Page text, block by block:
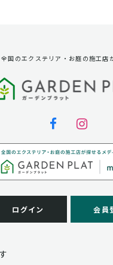
の提供
で定められている場合を除
報の取扱い業務の委託
運営上、お客様により良い
務の一部を外部に委託して
貴殿の個人情報の利用目的
などによりお客様の個人情
全国のエクステリア・お庭の施工店
ログイン 会員